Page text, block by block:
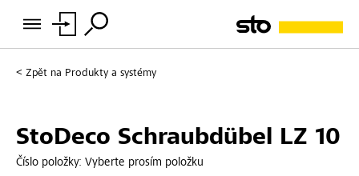
Zpět na Produkty a systémy
StoDeco Schraubdübel LZ 10
Číslo položky: Vyberte prosím položku